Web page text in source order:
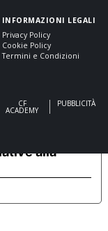
INFORMAZIONI LEGALI
Privacy Policy
Cookie Policy
Termini e Condizioni
CF
ACADEMY
PUBBLICITÀ
alla